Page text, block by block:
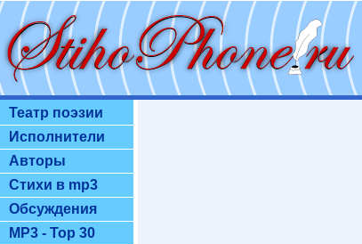
Театр поэзии
Исполнители
Авторы
Стихи в mp3
Обсуждения
MP3 - Top 30